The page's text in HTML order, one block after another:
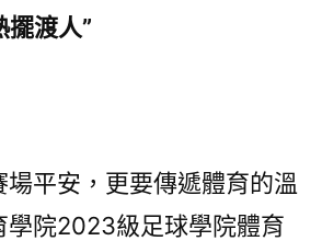
擺渡人”
場平安，更要傳遞體育的溫
學院2023級足球學院體育